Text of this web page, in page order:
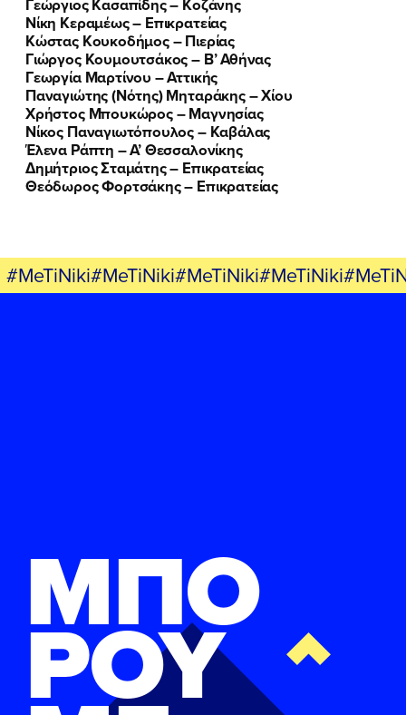
Γεώργιος Κασαπίδης – Κοζάνης
Νίκη Κεραμέως – Επικρατείας
Κώστας Κουκοδήμος – Πιερίας
Γιώργος Κουμουτσάκος – Β’ Αθήνας
Γεωργία Μαρτίνου – Αττικής
Παναγιώτης (Νότης) Μηταράκης – Χίου
Χρήστος Μπουκώρος – Μαγνησίας
Νίκος Παναγιωτόπουλος – Καβάλας
Έλενα Ράπτη – Α’ Θεσσαλονίκης
Δημήτριος Σταμάτης – Επικρατείας
Θεόδωρος Φορτσάκης – Επικρατείας
ΜΠΟ
ΡΟΥ